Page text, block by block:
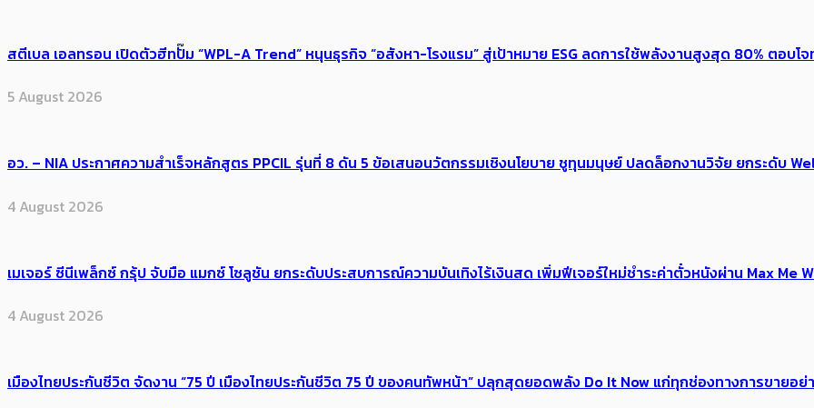
สตีเบล เอลทรอน เปิดตัวฮีทปั๊ม “WPL-A Trend” หนุนธุรกิจ “อสังหา-โรงแรม” สู่เป้าหมาย ESG ลดการใช้พลังงานสูงสุด 80% ตอบโ
5 August 2026
อว. – NIA ประกาศความสำเร็จหลักสูตร PPCIL รุ่นที่ 8 ดัน 5 ข้อเสนอนวัตกรรมเชิงนโยบาย ชูทุนมนุษย์ ปลดล็อกงานวิจัย ยกระดับ
4 August 2026
เมเจอร์ ซีนีเพล็กซ์ กรุ้ป จับมือ แมกซ์ โซลูชัน ยกระดับประสบการณ์ความบันเทิงไร้เงินสด เพิ่มฟีเจอร์ใหม่ชำระค่าตั๋วหนังผ่าน Max
4 August 2026
เมืองไทยประกันชีวิต จัดงาน “75 ปี เมืองไทยประกันชีวิต 75 ปี ของคนทัพหน้า” ปลุกสุดยอดพลัง Do It Now แก่ทุกช่องทางการขาย